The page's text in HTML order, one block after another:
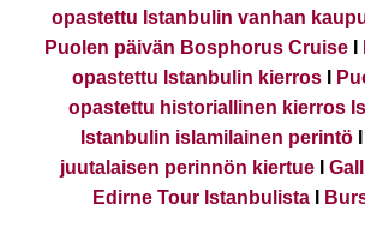
opastettu Istanbulin vanhan
Puolen päivän Bosphorus Cruise
opastettu Istanbulin kierrosI
opastettu historiallinen kierros
Istanbulin islamilainen perintö
juutalaisen perinnön kiertueI
Edirne Tour IstanbulistaI